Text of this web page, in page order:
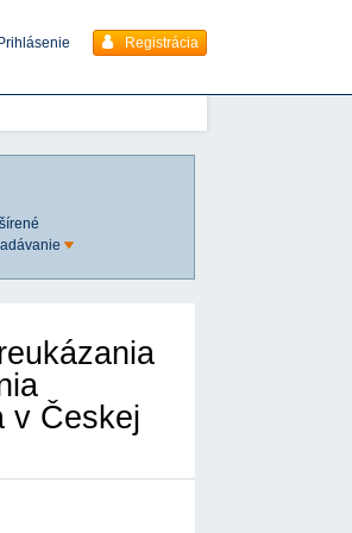
Prihlásenie Registrácia
v Českej